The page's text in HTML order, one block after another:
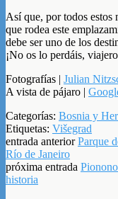
Así que, por todos estos
que rodea este
debe ser uno de los
¡No os lo perdáis,
Fotografías | Julian
A vista de pájaro |
Categorías: Bosnia y
Etiquetas: Višegrad
entrada anteriorParque
Río de Janeiro
próxima entrada
historia